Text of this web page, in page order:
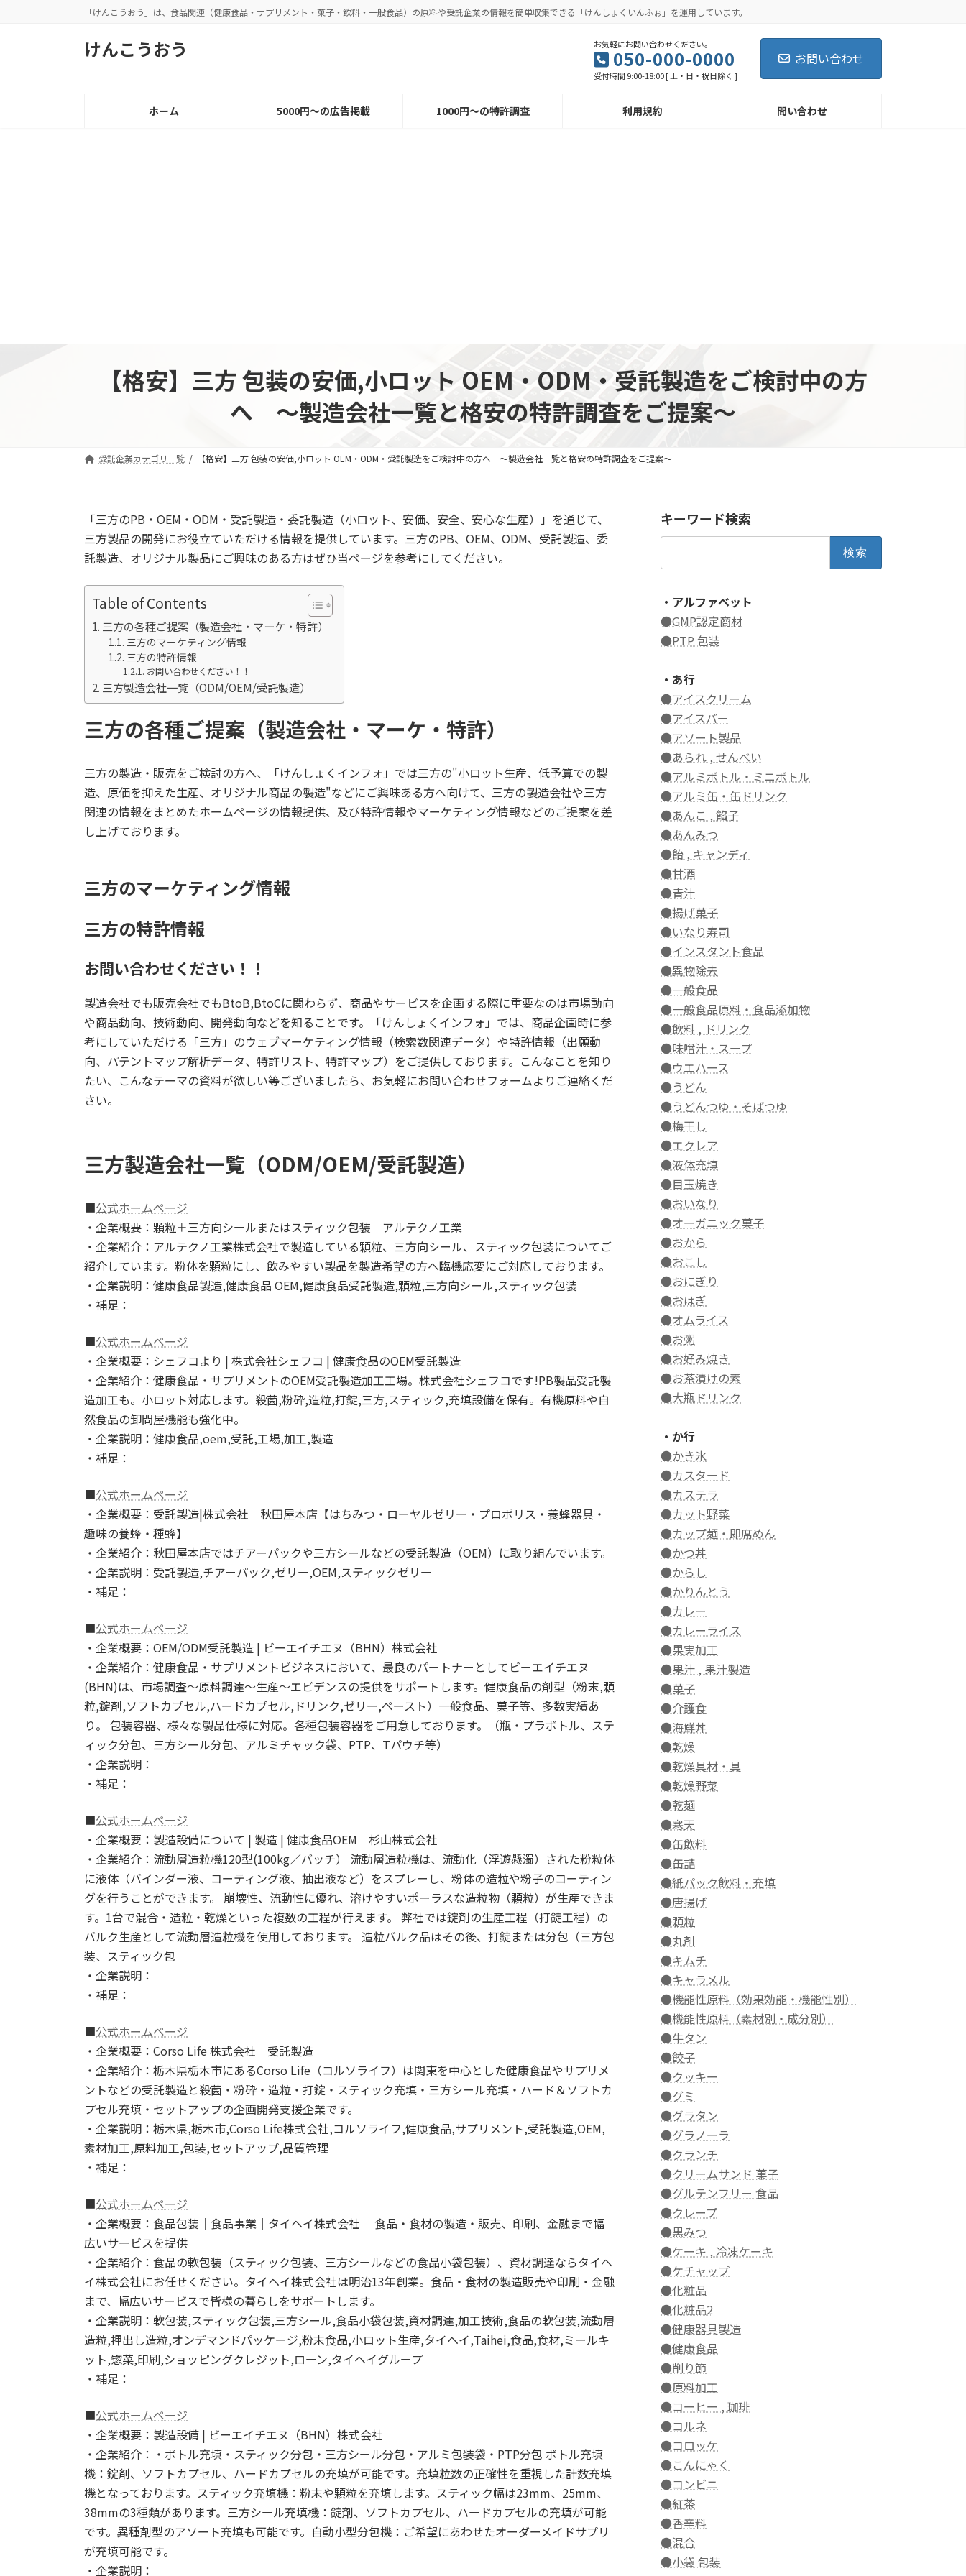
「けんこうおう」は、食品関連（健康食品・サプリメント・菓子・飲料・一般食品）の原料や受託企業の情報を簡単収集できる「けんしょくいんふぉ」を運用しています。
けんこうおう お気軽にお問い合わせください。
050-000-0000
受付時間 9:00-18:00 [ 土・日・祝日除く ]
お問い合わせ
ホーム 5000円～の広告掲載 1000円～の特許調査 利用規約 問い合わせ
【格安】三方 包装の安価,小ロット OEM・ODM・受託製造をご検討中の方
へ ～製造会社一覧と格安の特許調査をご提案～
受託企業カテゴリ一覧 【格安】三方 包装の安価,小ロット OEM・ODM・受託製造をご検討中の方へ ～製造会社一覧と格安の特許調査をご提案～
「三方のPB・OEM・ODM・受託製造・委託製造（小ロット、安価、安全、安心な生産）」を通じて、
三方製品の開発にお役立ていただける情報を提供しています。三方のPB、OEM、ODM、受託製造、委
託製造、オリジナル製品にご興味のある方はぜひ当ページを参考にしてください。
Table of Contents
三方の各種ご提案（製造会社・マーケ・特許）
三方のマーケティング情報
三方の特許情報
お問い合わせください！！
三方製造会社一覧（ODM/OEM/受託製造）
三方の各種ご提案（製造会社・マーケ・特許）
三方の製造・販売をご検討の方へ、「けんしょくインフォ」では三方の"小ロット生産、低予算での製
造、原価を抑えた生産、オリジナル商品の製造"などにご興味ある方へ向けて、三方の製造会社や三方
関連の情報をまとめたホームページの情報提供、及び特許情報やマーケティング情報などのご提案を差
し上げております。
三方のマーケティング情報
三方の特許情報
お問い合わせください！！
製造会社でも販売会社でもBtoB,BtoCに関わらず、商品やサービスを企画する際に重要なのは市場動向
や商品動向、技術動向、開発動向などを知ることです。「けんしょくインフォ」では、商品企画時に参
考にしていただける「三方」のウェブマーケティング情報（検索数関連データ）や特許情報（出願動
向、パテントマップ解析データ、特許リスト、特許マップ）をご提供しております。こんなことを知り
たい、こんなテーマの資料が欲しい等ございましたら、お気軽にお問い合わせフォームよりご連絡くだ
さい。
三方製造会社一覧（ODM/OEM/受託製造）
■公式ホームページ
・企業概要：顆粒＋三方向シールまたはスティック包装｜アルテクノ工業
・企業紹介：アルテクノ工業株式会社で製造している顆粒、三方向シール、スティック包装についてご
紹介しています。粉体を顆粒にし、飲みやすい製品を製造希望の方へ臨機応変にご対応しております。
・企業説明：健康食品製造,健康食品 OEM,健康食品受託製造,顆粒,三方向シール,スティック包装
・補足：
■公式ホームページ
・企業概要：シェフコより | 株式会社シェフコ | 健康食品のOEM受託製造
・企業紹介：健康食品・サプリメントのOEM受託製造加工工場。株式会社シェフコです!PB製品受託製
造加工も。小ロット対応します。殺菌,粉砕,造粒,打錠,三方,スティック,充填設備を保有。有機原料や自
然食品の卸問屋機能も強化中。
・企業説明：健康食品,oem,受託,工場,加工,製造
・補足：
■公式ホームページ
・企業概要：受託製造|株式会社 秋田屋本店【はちみつ・ローヤルゼリー・プロポリス・養蜂器具・
趣味の養蜂・種蜂】
・企業紹介：秋田屋本店ではチアーパックや三方シールなどの受託製造（OEM）に取り組んでいます。
・企業説明：受託製造,チアーパック,ゼリー,OEM,スティックゼリー
・補足：
■公式ホームページ
・企業概要：OEM/ODM受託製造 | ビーエイチエヌ（BHN）株式会社
・企業紹介：健康食品・サプリメントビジネスにおいて、最良のパートナーとしてビーエイチエヌ
(BHN)は、市場調査～原料調達～生産～エビデンスの提供をサポートします。健康食品の剤型（粉末,顆
粒,錠剤,ソフトカプセル,ハードカプセル,ドリンク,ゼリー,ペースト）一般食品、菓子等、多数実績あ
り。 包装容器、様々な製品仕様に対応。各種包装容器をご用意しております。（瓶・プラボトル、ステ
ィック分包、三方シール分包、アルミチャック袋、PTP、Tパウチ等）
・企業説明：
・補足：
■公式ホームページ
・企業概要：製造設備について | 製造 | 健康食品OEM 杉山株式会社
・企業紹介：流動層造粒機120型(100kg／バッチ） 流動層造粒機は、流動化（浮遊懸濁）された粉粒体
に液体（バインダー液、コーティング液、抽出液など）をスプレーし、粉体の造粒や粉子のコーティン
グを行うことができます。 崩壊性、流動性に優れ、溶けやすいポーラスな造粒物（顆粒）が生産できま
す。1台で混合・造粒・乾燥といった複数の工程が行えます。 弊社では錠剤の生産工程（打錠工程）の
バルク生産として流動層造粒機を使用しております。 造粒バルク品はその後、打錠または分包（三方包
装、スティック包
・企業説明：
・補足：
■公式ホームページ
・企業概要：Corso Life 株式会社｜受託製造
・企業紹介：栃木県栃木市にあるCorso Life（コルソライフ）は関東を中心とした健康食品やサプリメ
ントなどの受託製造と殺菌・粉砕・造粒・打錠・スティック充填・三方シール充填・ハード＆ソフトカ
プセル充填・セットアップの企画開発支援企業です。
・企業説明：栃木県,栃木市,Corso Life株式会社,コルソライフ,健康食品,サプリメント,受託製造,OEM,
素材加工,原料加工,包装,セットアップ,品質管理
・補足：
■公式ホームページ
・企業概要：食品包装｜食品事業｜タイヘイ株式会社 ｜食品・食材の製造・販売、印刷、金融まで幅
広いサービスを提供
・企業紹介：食品の軟包装（スティック包装、三方シールなどの食品小袋包装）、資材調達ならタイヘ
イ株式会社にお任せください。タイヘイ株式会社は明治13年創業。食品・食材の製造販売や印刷・金融
まで、幅広いサービスで皆様の暮らしをサポートします。
・企業説明：軟包装,スティック包装,三方シール,食品小袋包装,資材調達,加工技術,食品の軟包装,流動層
造粒,押出し造粒,オンデマンドパッケージ,粉末食品,小ロット生産,タイヘイ,Taihei,食品,食材,ミールキ
ット,惣菜,印刷,ショッピングクレジット,ローン,タイヘイグループ
・補足：
■公式ホームページ
・企業概要：製造設備 | ビーエイチエヌ（BHN）株式会社
・企業紹介：・ボトル充填・スティック分包・三方シール分包・アルミ包装袋・PTP分包 ボトル充填
機：錠剤、ソフトカプセル、ハードカプセルの充填が可能です。充填粒数の正確性を重視した計数充填
機となっております。スティック充填機：粉末や顆粒を充填します。スティック幅は23mm、25mm、
38mmの3種類があります。三方シール充填機：錠剤、ソフトカプセル、ハードカプセルの充填が可能
です。異種剤型のアソート充填も可能です。自動小型分包機：ご希望にあわせたオーダーメイドサプリ
が充填可能です。
・企業説明：
キーワード検索
・アルファベット
●GMP認定商材
●PTP 包装
・あ行
●アイスクリーム
●アイスバー
●アソート製品
●あられ , せんべい
●アルミボトル・ミニボトル
●アルミ缶・缶ドリンク
●あんこ , 餡子
●あんみつ
●飴 , キャンディ
●甘酒
●青汁
●揚げ菓子
●いなり寿司
●インスタント食品
●異物除去
●一般食品
●一般食品原料・食品添加物
●飲料 , ドリンク
●味噌汁・スープ
●ウエハース
●うどん
●うどんつゆ・そばつゆ
●梅干し
●エクレア
●液体充填
●目玉焼き
●おいなり
●オーガニック菓子
●おから
●おこし
●おにぎり
●おはぎ
●オムライス
●お粥
●お好み焼き
●お茶漬けの素
●大瓶ドリンク
・か行
●かき氷
●カスタード
●カステラ
●カット野菜
●カップ麺・即席めん
●かつ丼
●からし
●かりんとう
●カレー
●カレーライス
●果実加工
●果汁 , 果汁製造
●菓子
●介護食
●海鮮丼
●乾燥
●乾燥具材・具
●乾燥野菜
●乾麺
●寒天
●缶飲料
●缶詰
●紙パック飲料・充填
●唐揚げ
●顆粒
●丸剤
●キムチ
●キャラメル
●機能性原料（効果効能・機能性別）
●機能性原料（素材別・成分別）
●牛タン
●餃子
●クッキー
●グミ
●グラタン
●グラノーラ
●クランチ
●クリームサンド 菓子
●グルテンフリー 食品
●クレープ
●黒みつ
●ケーキ , 冷凍ケーキ
●ケチャップ
●化粧品
●化粧品2
●健康器具製造
●健康食品
●削り節
●原料加工
●コーヒー , 珈琲
●コルネ
●コロッケ
●こんにゃく
●コンビニ
●紅茶
●香辛料
●混合
●小袋 包装